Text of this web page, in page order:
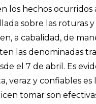
los hechos ocurridos
sobre las roturas y
a cabalidad, de
las denominadas
el 7 de abril. Es
veraz y confiables es
tomar son